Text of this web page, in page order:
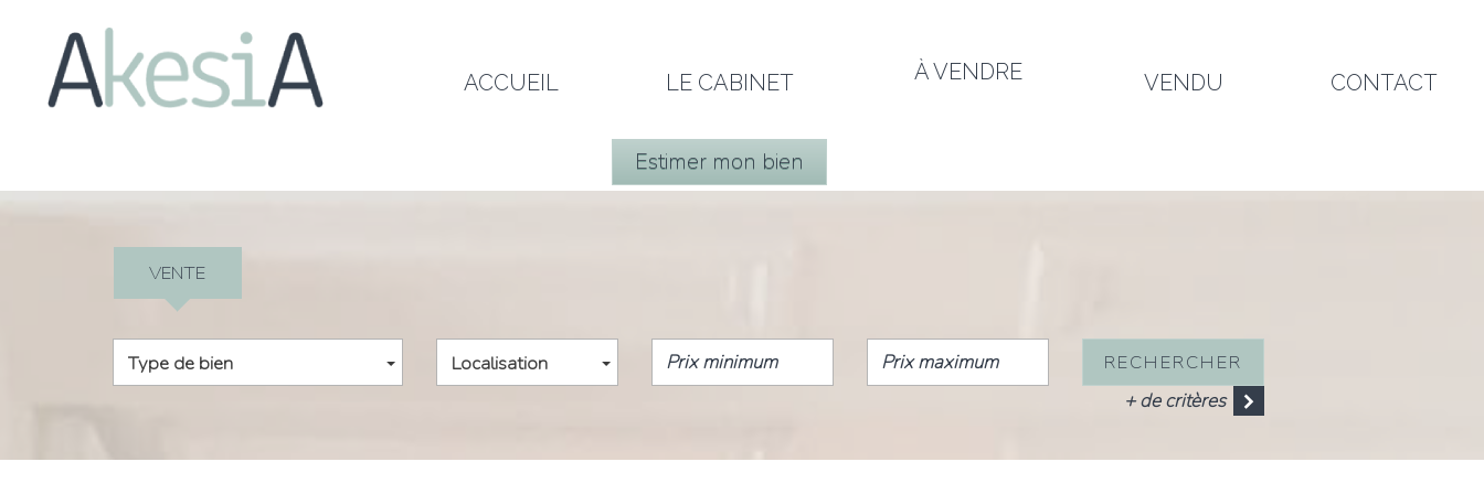
ACCUEIL LE CABINET À VENDRE VENDU CONTACT
Estimer mon bien
VENTE
Type de bien Localisation
RECHERCHER
+ de critères